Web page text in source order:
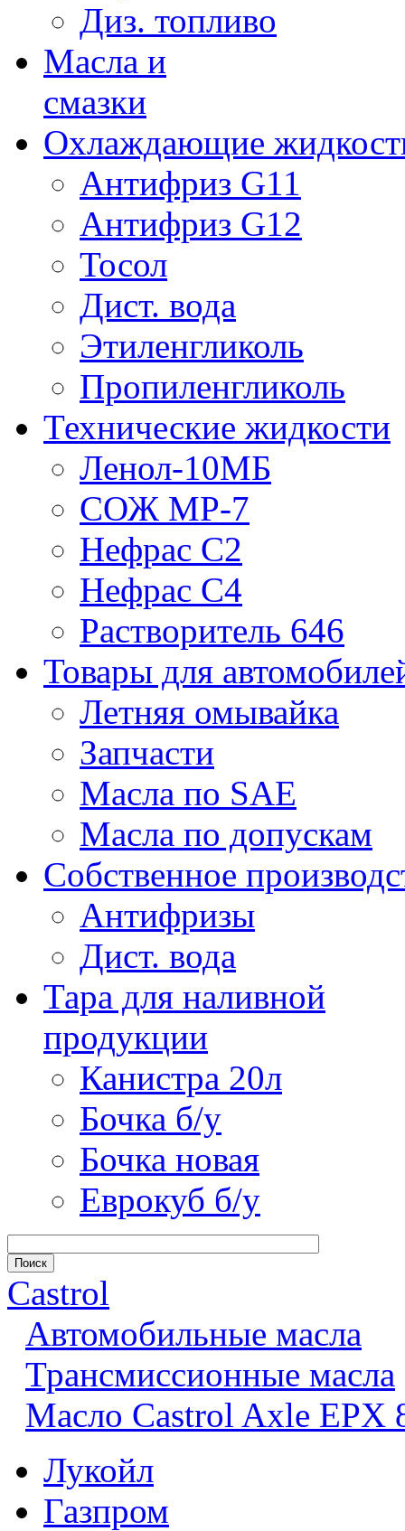
Диз. топливо
Масла и
смазки
Охлаждающие
Антифриз G11
Антифриз G12
Тосол
Дист. вода
Этиленгликоль
Пропиленгликоль
Технические жидкости
Ленол-10МБ
СОЖ МР-7
Нефрас С2
Нефрас С4
Растворитель 646
Товары для
Летняя омывайка
Запчасти
Масла по SAE
Масла по допускам
Собственное
Антифризы
Дист. вода
Тара для наливной
продукции
Канистра 20л
Бочка б/у
Бочка новая
Еврокуб б/у
Castrol
Автомобильные масла
Трансмиссионные масла
Масло Castrol Axle EPX
Лукойл
Газпром